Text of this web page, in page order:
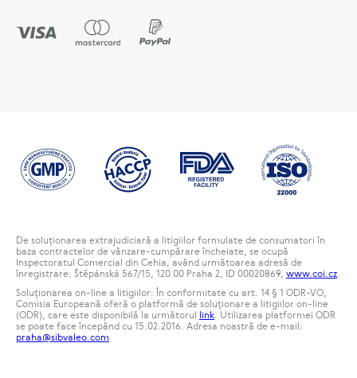
De soluționarea extrajudiciară a litigiilor formulate de consumatori în
baza contractelor de vânzare-cumpărare încheiate, se ocupă
Inspectoratul Comercial din Cehia, având următoarea adresă de
înregistrare: Štěpánská 567/15, 120 00 Praha 2, ID 00020869, www.coi.cz.
Soluționarea on-line a litigiilor: În conformitate cu art. 14 § 1 ODR-VO,
Comisia Europeană oferă o platformă de soluționare a litigiilor on-line
(ODR), care este disponibilă la următorul link. Utilizarea platformei ODR
se poate face începând cu 15.02.2016. Adresa noastră de e-mail:
praha@sibvaleo.com